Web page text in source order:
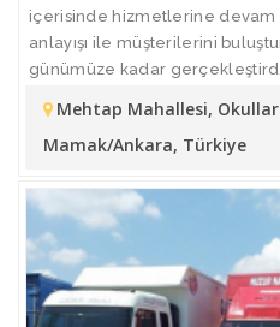
içerisinde hizmetlerine
anlayışı ile müşterilerini
günümüze kadar
Mehtap Mahallesi, Okullar
Mamak/Ankara, Türkiye